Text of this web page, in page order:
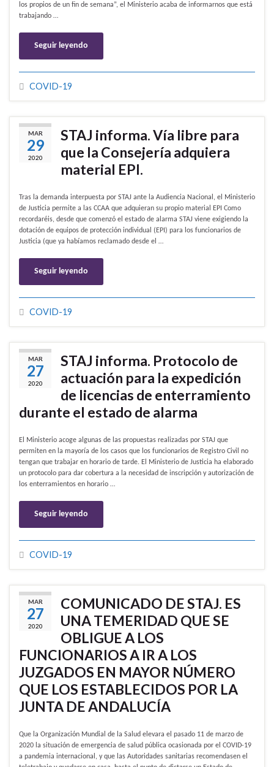
los propios de un fin de semana”, el Ministerio acaba de informarnos que está
trabajando …
Seguir leyendo
COVID-19
MAR
29
2020
STAJ informa. Vía libre para
que la Consejería adquiera
material EPI.
Tras la demanda interpuesta por STAJ ante la Audiencia Nacional, el Ministerio
de Justicia permite a las CCAA que adquieran su propio material EPI Como
recordaréis, desde que comenzó el estado de alarma STAJ viene exigiendo la
dotación de equipos de protección individual (EPI) para los funcionarios de
Justicia (que ya habíamos reclamado desde el …
Seguir leyendo
COVID-19
MAR
27
2020
STAJ informa. Protocolo de
actuación para la expedición
de licencias de enterramiento
durante el estado de alarma
El Ministerio acoge algunas de las propuestas realizadas por STAJ que
permiten en la mayoría de los casos que los funcionarios de Registro Civil no
tengan que trabajar en horario de tarde. El Ministerio de Justicia ha elaborado
un protocolo para dar cobertura a la necesidad de inscripción y autorización de
los enterramientos en horario …
Seguir leyendo
COVID-19
MAR
27
2020
COMUNICADO DE STAJ. ES
UNA TEMERIDAD QUE SE
OBLIGUE A LOS
FUNCIONARIOS A IR A LOS
JUZGADOS EN MAYOR NÚMERO
QUE LOS ESTABLECIDOS POR LA
JUNTA DE ANDALUCÍA
Que la Organización Mundial de la Salud elevara el pasado 11 de marzo de
2020 la situación de emergencia de salud pública ocasionada por el COVID-19
a pandemia internacional, y que las Autoridades sanitarias recomendasen el